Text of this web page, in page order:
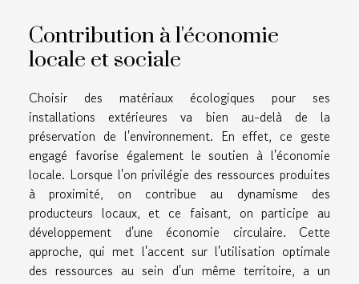
Contribution à l'économie
locale et sociale
Choisir des matériaux écologiques pour ses
installations extérieures va bien au-delà de la
préservation de l'environnement. En effet, ce geste
engagé favorise également le soutien à l'économie
locale. Lorsque l'on privilégie des ressources produites
à proximité, on contribue au dynamisme des
producteurs locaux, et ce faisant, on participe au
développement d'une économie circulaire. Cette
approche, qui met l'accent sur l'utilisation optimale
des ressources au sein d'un même territoire, a un